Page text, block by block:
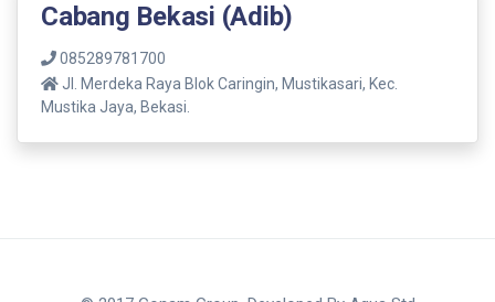
Cabang Bekasi (Adib)
085289781700
Jl. Merdeka Raya Blok Caringin, Mustikasari, Kec.
Mustika Jaya, Bekasi.